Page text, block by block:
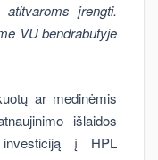
atitvaroms įrengti.
VU bendrabutyje
ar medinėmis
išlaidos
į HPL